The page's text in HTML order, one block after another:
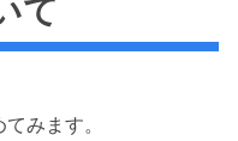
て
みます。